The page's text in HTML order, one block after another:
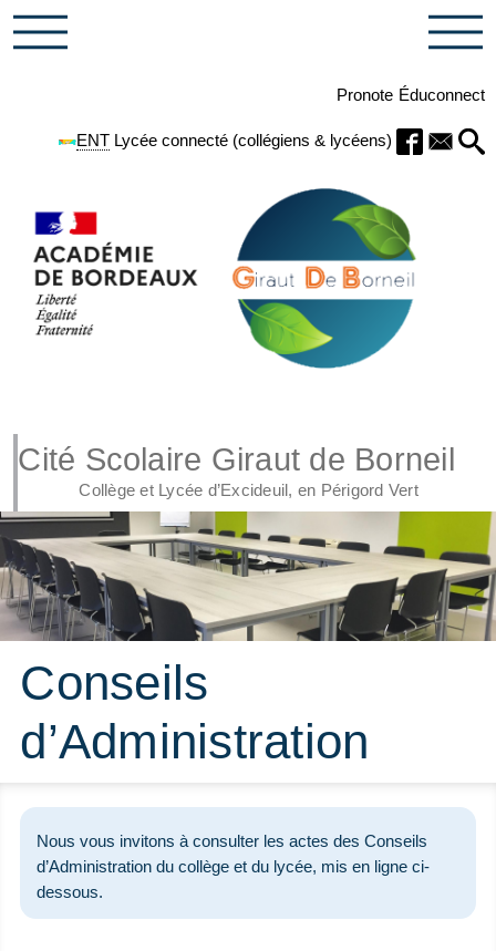
Pronote Éduconnect
ENTLycée connecté (collégiens & lycéens)
Cité Scolaire Giraut de Borneil
Collège et Lycée d’Excideuil, en Périgord Vert
Conseils
d’Administration
Nous vous invitons à consulter les actes des Conseils
d’Administration du collège et du lycée, mis en ligne ci-
dessous.